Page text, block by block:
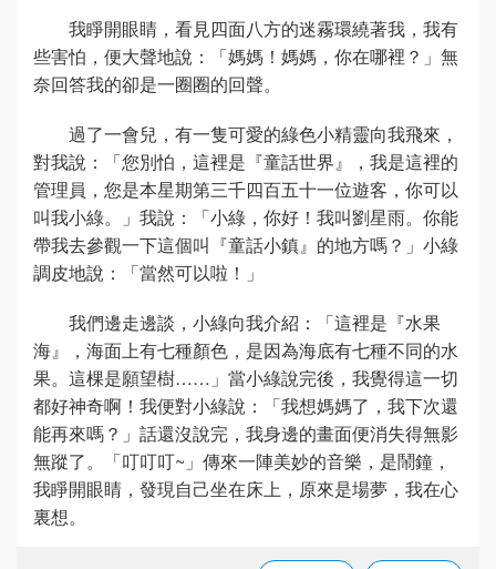
我睜開眼睛，看見四面八方的迷霧環繞著我，我有
些害怕，便大聲地說：「媽媽！媽媽，你在哪裡？」無
奈回答我的卻是一圈圈的回聲。
過了一會兒，有一隻可愛的綠色小精靈向我飛來，
對我說：「您別怕，這裡是『童話世界』，我是這裡的
管理員，您是本星期第三千四百五十一位遊客，你可以
叫我小綠。」我說：「小綠，你好！我叫劉星雨。你能
帶我去參觀一下這個叫『童話小鎮』的地方嗎？」小綠
調皮地說：「當然可以啦！」
我們邊走邊談，小綠向我介紹：「這裡是『水果
海』，海面上有七種顏色，是因為海底有七種不同的水
果。這棵是願望樹……」當小綠說完後，我覺得這一切
都好神奇啊！我便對小綠說：「我想媽媽了，我下次還
能再來嗎？」話還沒說完，我身邊的畫面便消失得無影
無蹤了。「叮叮叮~」傳來一陣美妙的音樂，是鬧鐘，
我睜開眼睛，發現自己坐在床上，原來是場夢，我在心
裏想。